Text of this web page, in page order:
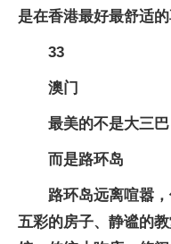
是在香港最好最舒适的
33
澳门
最美的不是大三巴
而是路环岛
路环岛远离喧嚣
五彩的房子、静谧的